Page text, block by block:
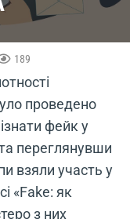
189
проведено
фейк у
переглянувши
взяли участь у
«Fake: як
з них